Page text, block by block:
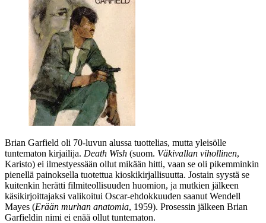
Brian Garfield oli 70‑luvun alussa tuottelias, mutta yleisölle
tuntematon kirjailija. Death Wish (suom. Väkivallan vihollinen,
Karisto) ei ilmestyessään ollut mikään hitti, vaan se oli pikemminkin
pienellä painoksella tuotettua kioskikirjallisuutta. Jostain syystä se
kuitenkin herätti filmiteollisuuden huomion, ja mutkien jälkeen
käsikirjoittajaksi valikoitui Oscar-ehdokkuuden saanut Wendell
Mayes (Erään murhan anatomia, 1959). Prosessin jälkeen Brian
Garfieldin nimi ei enää ollut tuntematon.